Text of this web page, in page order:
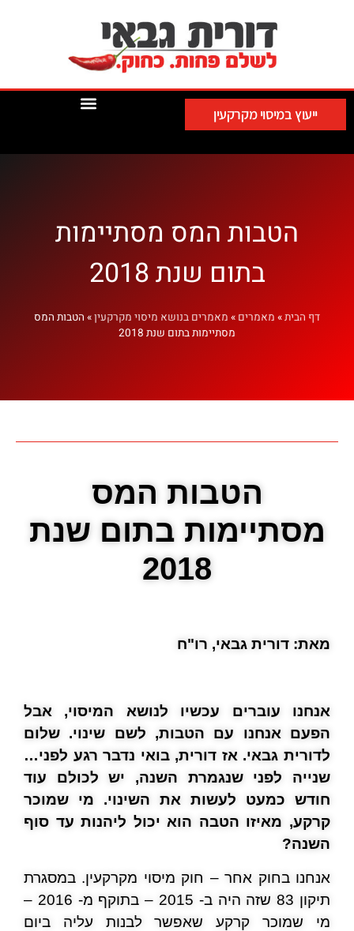
ייעוץ במיסוי מקרקעין
הטבות המס מסתיימות
בתום שנת 2018
דף הבית» מאמרים » מאמרים בנושא מיסוי מקרקעין» הטבות המס
מסתיימות בתום שנת 2018
הטבות המס
מסתיימות בתום שנת
2018
מאת: דורית גבאי, רו"ח
אנחנו עוברים עכשיו לנושא המיסוי, אבל
הפעם אנחנו עם הטבות, לשם שינוי. שלום
לדורית גבאי. אז דורית, בואי נדבר רגע לפני…
שנייה לפני שנגמרת השנה, יש לכולם עוד
חודש כמעט לעשות את השינוי. מי שמוכר
קרקע, מאיזו הטבה הוא יכול ליהנות עד סוף
השנה?
אנחנו בחוק אחר – חוק מיסוי מקרקעין. במסגרת
תיקון 83 שזה היה ב- 2015 – בתוקף מ- 2016 –
מי שמוכר קרקע שאפשר לבנות עליה ביום